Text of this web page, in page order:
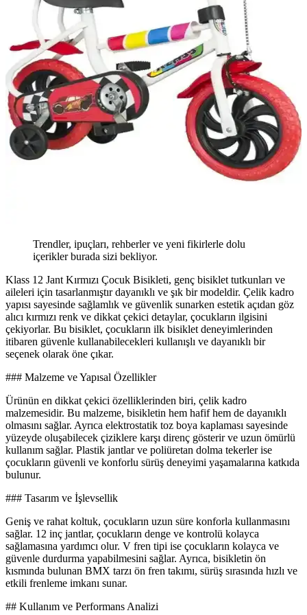
Trendler, ipuçları, rehberler ve yeni fikirlerle dolu
içerikler burada sizi bekliyor.
Klass 12 Jant Kırmızı Çocuk Bisikleti, genç bisiklet tutkunları ve
aileleri için tasarlanmıştır dayanıklı ve şık bir modeldir. Çelik kadro
yapısı sayesinde sağlamlık ve güvenlik sunarken estetik açıdan göz
alıcı kırmızı renk ve dikkat çekici detaylar, çocukların ilgisini
çekiyorlar. Bu bisiklet, çocukların ilk bisiklet deneyimlerinden
itibaren güvenle kullanabilecekleri kullanışlı ve dayanıklı bir
seçenek olarak öne çıkar.
### Malzeme ve Yapısal Özellikler
Ürünün en dikkat çekici özelliklerinden biri, çelik kadro
malzemesidir. Bu malzeme, bisikletin hem hafif hem de dayanıklı
olmasını sağlar. Ayrıca elektrostatik toz boya kaplaması sayesinde
yüzeyde oluşabilecek çiziklere karşı direnç gösterir ve uzun ömürlü
kullanım sağlar. Plastik jantlar ve poliüretan dolma tekerler ise
çocukların güvenli ve konforlu sürüş deneyimi yaşamalarına katkıda
bulunur.
### Tasarım ve İşlevsellik
Geniş ve rahat koltuk, çocukların uzun süre konforla kullanmasını
sağlar. 12 inç jantlar, çocukların denge ve kontrolü kolayca
sağlamasına yardımcı olur. V fren tipi ise çocukların kolayca ve
güvenle durdurma yapabilmesini sağlar. Ayrıca, bisikletin ön
kısmında bulunan BMX tarzı ön fren takımı, sürüş sırasında hızlı ve
etkili frenleme imkanı sunar.
## Kullanım ve Performans Analizi